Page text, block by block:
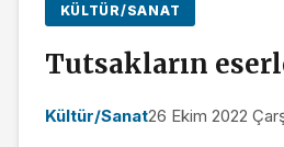
KÜLTÜR/SANAT
Tutsakların
Kültür/Sanat26 Ekim 2022